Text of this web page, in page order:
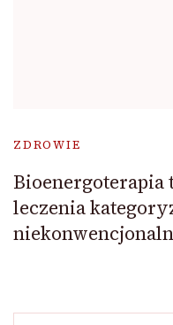
ZDROWIE
leczenia